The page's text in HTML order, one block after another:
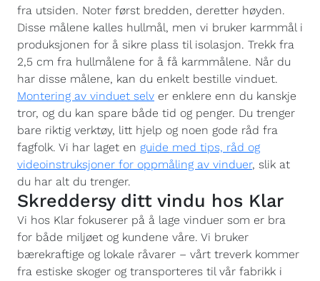
fra utsiden. Noter først bredden, deretter høyden.
Disse målene kalles hullmål, men vi bruker karmmål i
produksjonen for å sikre plass til isolasjon. Trekk fra
2,5 cm fra hullmålene for å få karmmålene. Når du
har disse målene, kan du enkelt bestille vinduet.
Montering av vinduet selv er enklere enn du kanskje
tror, og du kan spare både tid og penger. Du trenger
bare riktig verktøy, litt hjelp og noen gode råd fra
fagfolk. Vi har laget en guide med tips, råd og
videoinstruksjoner for oppmåling av vinduer, slik at
du har alt du trenger.
Skreddersy ditt vindu hos Klar
Vi hos Klar fokuserer på å lage vinduer som er bra
for både miljøet og kundene våre. Vi bruker
bærekraftige og lokale råvarer – vårt treverk kommer
fra estiske skoger og transporteres til vår fabrikk i